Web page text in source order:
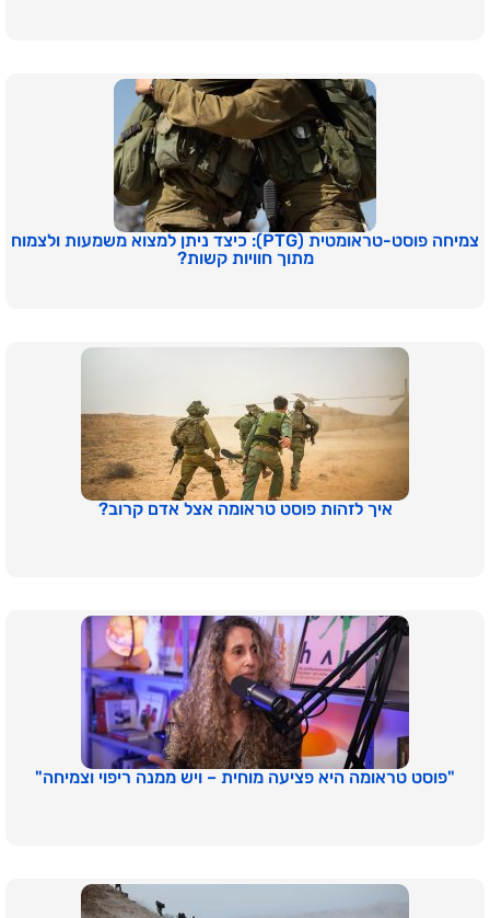
צמיחה פוסט-טראומטית (PTG): כיצד ניתן למצוא משמעות ולצמוח
מתוך חוויות קשות?
איך לזהות פוסט טראומה אצל אדם קרוב?
"פוסט טראומה היא פציעה מוחית – ויש ממנה ריפוי וצמיחה"